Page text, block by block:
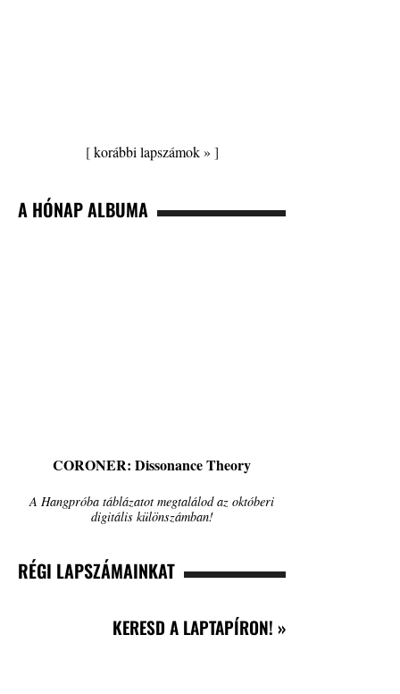
[korábbi lapszámok » ]
A HÓNAP ALBUMA
CORONER: Dissonance Theory
A Hangpróba táblázatot megtalálod az októberi
digitális különszámban!
RÉGI LAPSZÁMAINKAT
KERESD A LAPTAPÍRON! »